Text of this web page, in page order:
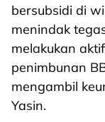
bersubsidi di
menindak
melakukan
penimbunan
mengambil
Yasin.